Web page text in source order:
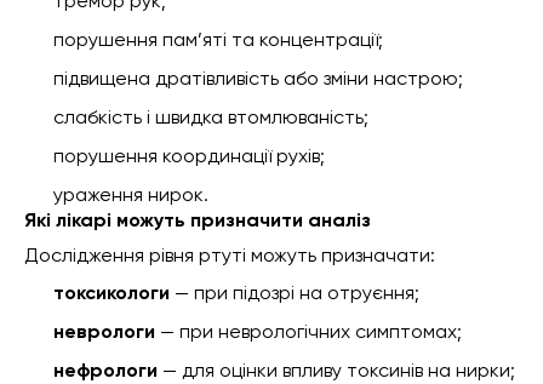
порушення пам’яті та концентрації;
підвищена дратівливість або зміни настрою;
слабкість і швидка втомлюваність;
порушення координації рухів;
ураження нирок.
Які лікарі можуть призначити аналіз
Дослідження рівня ртуті можуть призначати:
токсикологи — при підозрі на отруєння;
неврологи — при неврологічних симптомах;
нефрологи — для оцінки впливу токсинів на нирки;